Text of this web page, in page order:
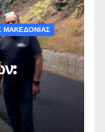
–
ΜΑΚΕΔΟΝΙΑΣ